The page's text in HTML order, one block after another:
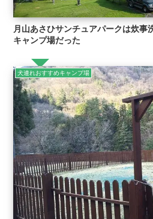
月山あさひサンチュアパークは炊事
キャンプ場だった
犬連れおすすめキャンプ場